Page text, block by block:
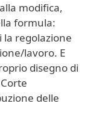
modifica,
formula:
la regolazione
lavoro. E
disegno di
delle